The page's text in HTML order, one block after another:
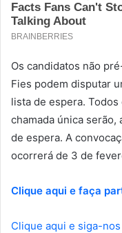
Os candidatos não
Fies podem disputar
lista de espera.
chamada única
de espera. A
ocorrerá de 3 de
Clique aqui e faça
Clique aqui e siga-